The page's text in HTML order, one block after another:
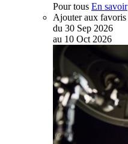
Pour tous En savoir
Ajouter aux favoris
du 30 Sep 2026
au 10 Oct 2026